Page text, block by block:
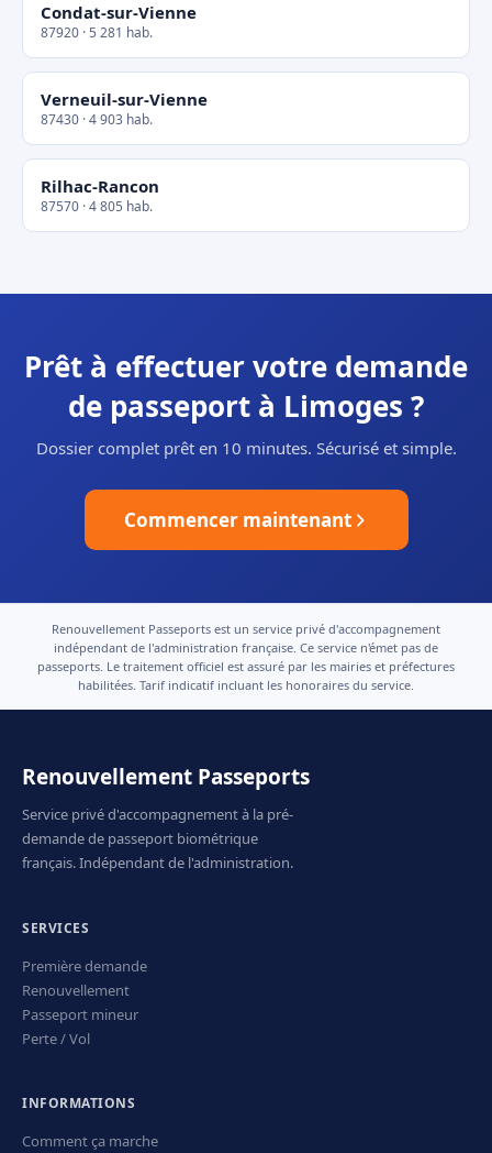
Condat-sur-Vienne
87920 · 5 281 hab.
Verneuil-sur-Vienne
87430 · 4 903 hab.
Rilhac-Rancon
87570 · 4 805 hab.
Prêt à effectuer votre demande
de passeport à Limoges ?
Dossier complet prêt en 10 minutes. Sécurisé et simple.
Commencer maintenant
Renouvellement Passeports est un service privé d'accompagnement
indépendant de l'administration française. Ce service n'émet pas de
passeports. Le traitement officiel est assuré par les mairies et préfectures
habilitées. Tarif indicatif incluant les honoraires du service.
Renouvellement Passeports
Service privé d'accompagnement à la pré-
demande de passeport biométrique
français. Indépendant de l'administration.
SERVICES
Première demande
Renouvellement
Passeport mineur
Perte / Vol
INFORMATIONS
Comment ça marche